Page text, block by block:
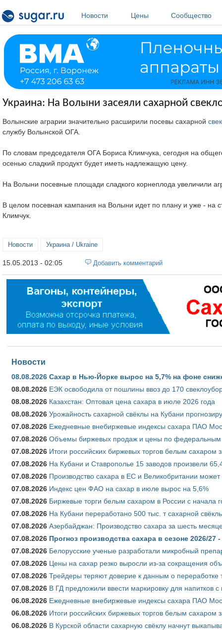
Новости
Цены Сообщество
Украина: На Волыни засеяли сахарной
Волынские аграрии значительно расширили посевы сахарной
службу Волынской ОГА.
По словам председателя ОГА Бориса Климчука, сегодня на
осенью сладкий продукт будет иметь надлежащую цену.
На Волыни посевные площади сладкого корнеплода увеличили
В целом посевная кампания на Волыни идет по плану и уже - на
Климчук.
Новости Украина / Ukraine
15.05.2013 - 02:05 Добавить комментарий
Новости
08.08.2026 Сахар в Нью-Йорке вырос на 5,7% на фоне
08.08.2026 ЕЭК освободила от пошлины ввоз до 170
08.08.2026 Казахстан: Оптовая цена сахара в июле 2026 года
08.08.2026 Урожайность сахарной свёклы на Кубани
07.08.2026 Ежедневные внебиржевые индексы сахара ПАО
07.08.2026 Объемы биржевых продаж и цены по федеральным
07.08.2026 Итоги российских биржевых торгов белым сахаром
07.08.2026 На Кубани и Ставрополье 15 заводов произвели
07.08.2026 Производство сахара в ЕС и Великобритании
07.08.2026 Индекс цен ФАО на сахар в июле вырос на 5,6%
07.08.2026 Биржевые торги белым сахаром в России с начала
07.08.2026 На Кубани переработано 500 тыс. т сахарной
07.08.2026 Азербайджан: Производство сахара за шесть
07.08.2026 Прогноз производства сахара в сезоне 2026/
07.08.2026 Белорусские ученые разработали микробный
07.08.2026 Цены на сахар резко выросли из-за сокращения
07.08.2026 Трейдеры теряют доверие к данным о переработке
07.08.2026 В ГД предложили ввести маркировку для напитков
06.08.2026 Ежедневные внебиржевые индексы сахара ПАО
06.08.2026 Итоги российских биржевых торгов белым сахаром
06.08.2026 В Курской области сахарную свёклу начнут